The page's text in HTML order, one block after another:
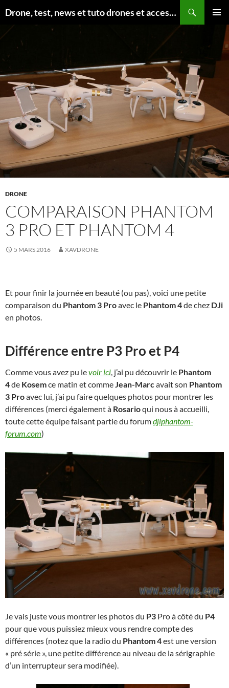
au
Drone, test, news et tuto drones et accessoires
MENU
DRONE
COMPARAISON PHANTOM
3 PRO ET PHANTOM 4
5 MARS 2016 XAVDRONE
Et pour finir la journée en beauté (ou pas), voici une petite
comparaison du Phantom 3 Proavec le Phantom 4de chez DJi
en photos.
Différence entre P3 Pro et P4
Comme vous avez pu levoir ici , j’ai pu découvrir le Phantom
4de Kosemce matin et comme Jean-Marc avait son Phantom
3 Proavec lui, j’ai pu faire quelques photos pour montrer les
différences (merci également à Rosarioqui nous à accueilli,
toute cette équipe faisant partie du forumdjiphantom-
forum.com)
Je vais juste vous montrer les photos du P3 Pro à côté du P4
pour que vous puissiez mieux vous rendre compte des
différences (notez que la radio du Phantom 4est une version
« pré série », une petite différence au niveau de la sérigraphie
d’un interrupteur sera modifiée).